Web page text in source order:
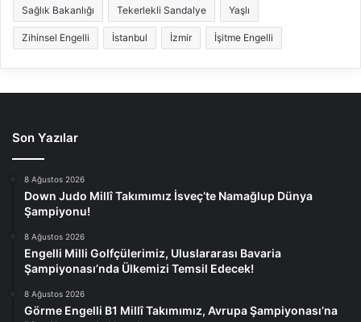
Sağlık Bakanlığı Tekerlekli Sandalye Yaşlı
Zihinsel Engelli İstanbul İzmir İşitme Engelli
Son Yazılar
8 Ağustos 2026
Down Judo Millî Takımımız İsveç’te Namağlup Dünya
Şampiyonu!
8 Ağustos 2026
Engelli Milli Golfçülerimiz, Uluslararası Bavaria
Şampiyonası’nda Ülkemizi Temsil Edecek!
8 Ağustos 2026
Görme Engelli B1 Millî Takımımız, Avrupa Şampiyonası’na